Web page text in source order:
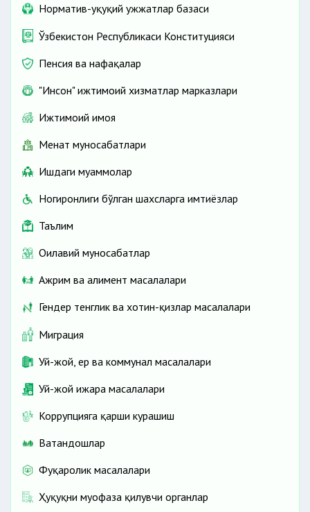
Норматив-ҳуқуқий ҳужжатлар базаси
Ўзбекистон Республикаси Конституцияси
Пенсия ва нафақалар
"Инсон" ижтимоий хизматлар марказлари
Ижтимоий ҳимоя
Меҳнат муносабатлари
Ишдаги муаммолар
Ногиронлиги бўлган шахсларга имтиёзлар
Таълим
Оилавий муносабатлар
Ажрим ва алимент масалалари
Гендер тенглик ва хотин-қизлар масалалари
Миграция
Уй-жой, ер ва коммунал масалалари
Уй-жой ижара масалалари
Коррупцияга қарши курашиш
Ватандошлар
Фуқаролик масалалари
Ҳуқуқни муҳофаза қилувчи органлар